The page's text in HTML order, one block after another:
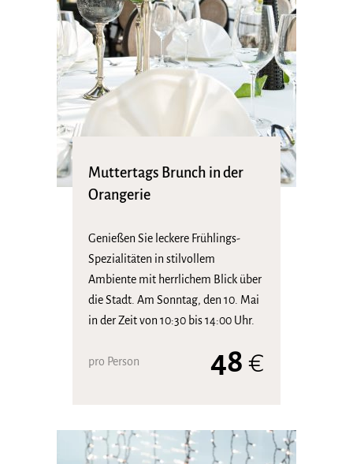
Muttertags Brunch in der
Orangerie
Genießen Sie leckere Frühlings-
Spezialitäten in stilvollem
Ambiente mit herrlichem Blick über
die Stadt. Am Sonntag, den 10. Mai
in der Zeit von 10:30 bis 14:00 Uhr.
pro Person 48€